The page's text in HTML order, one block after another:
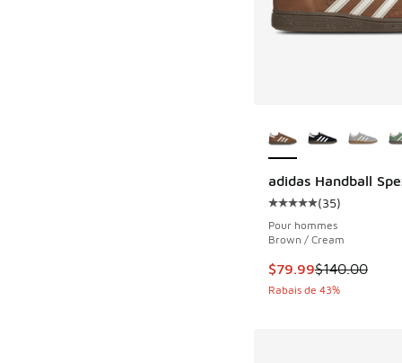
adidas Handball
Cote moyenne du
(35)
Pour hommes
Brown / Cream
Cet article est en
$79.99$140.00
Rabais de 43%